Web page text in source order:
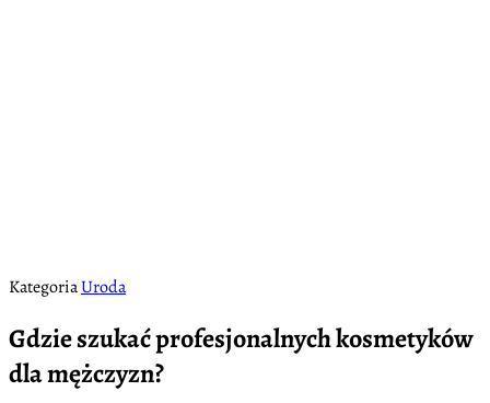
KategoriaUroda
Gdzie szukać profesjonalnych kosmetyków
dla mężczyzn?